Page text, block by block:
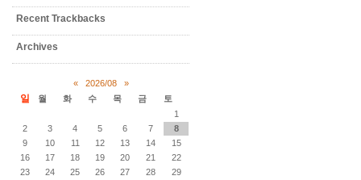
Recent Trackbacks
Archives
« 2026/08 »
일 월 화 수 목 금
토
1
2
3 4 5 6 7
8
9
10 11 12 13 14
15
16
17 18 19 20 21
22
23
24 25 26 27 28
29